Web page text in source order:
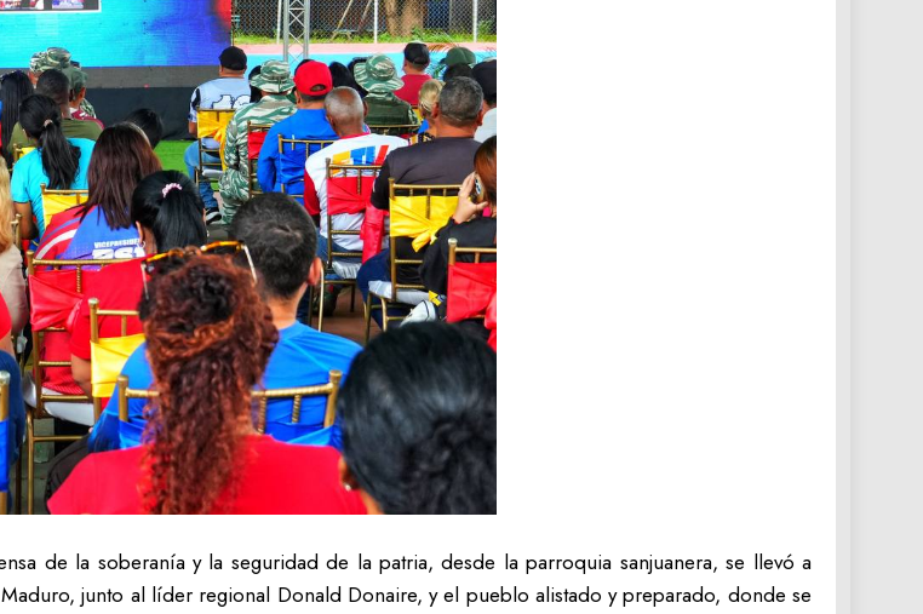
de la soberanía y la seguridad de la patria, desde la parroquia sanjuanera, se llevó a
junto al líder regional Donald Donaire, y el pueblo alistado y preparado, donde se